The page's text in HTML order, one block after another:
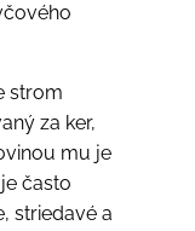
strom
za ker,
mu je
často
striedavé a